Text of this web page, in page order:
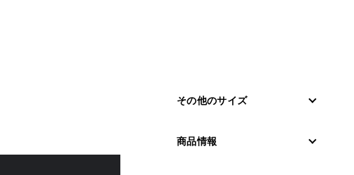
その他のサイズ
商品情報